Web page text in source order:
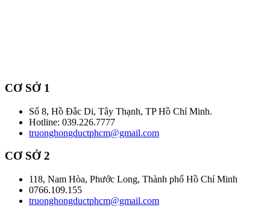
CƠ SỞ 1
Số 8, Hồ Đắc Di, Tây Thạnh, TP Hồ Chí Minh.
Hotline: 039.226.7777
truonghongductphcm@gmail.com
CƠ SỞ 2
118, Nam Hòa, Phước Long, Thành phố Hồ Chí Minh
0766.109.155
truonghongductphcm@gmail.com